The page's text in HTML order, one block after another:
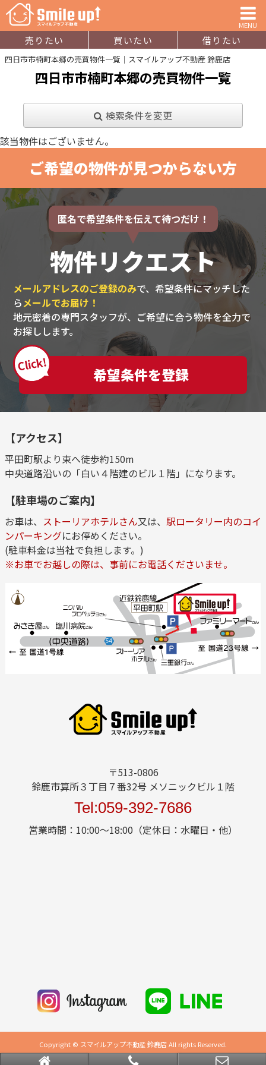
MENU
売りたい 買いたい 借りたい
四日市市楠町本郷の売買物件一覧｜スマイルアップ不動産 鈴鹿店
四日市市楠町本郷の売買物件一覧
検索条件を変更
該当物件はございません。
ご希望の物件が見つからない方
匿名で希望条件を伝えて待つだけ！
物件リクエスト
メールアドレスのご登録のみで、希望条件にマッチした
らメールでお届け！
地元密着の専門スタッフが、ご希望に合う物件を全力で
お探しします。
Click!
希望条件を登録
【アクセス】
平田町駅より東へ徒歩約150m
中央道路沿いの「白い４階建のビル１階」になります。
【駐車場のご案内】
お車は、 ストーリアホテルさん又は、 駅ロータリー内のコイ
ンパーキングにお停めください。
(駐車料金は当社で負担します。)
※お車でお越しの際は、事前にお電話くださいませ。
〒513-0806
鈴鹿市算所３丁目７番32号 メソニックビル１階
Tel:059-392-7686
営業時間：10:00～18:00（定休日：水曜日・他）
Copyright © スマイルアップ不動産 鈴鹿店 All rights Reserved.
powered by 不動産クラウドオフィス